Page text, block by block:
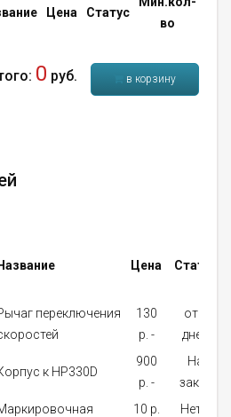
Цена Статус
во
в корзину
0 руб.
Название Цена Статус
переключения
130
p. -
от 5
дней
к HP330D
900
p. -
На
заказ
10 p.
Нет в